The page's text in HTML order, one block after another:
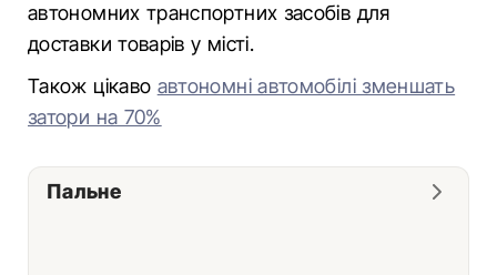
автономних транспортних засобів для
доставки товарів у місті.
Також цікаво автономні автомобілі зменшать
затори на 70%
Пальне